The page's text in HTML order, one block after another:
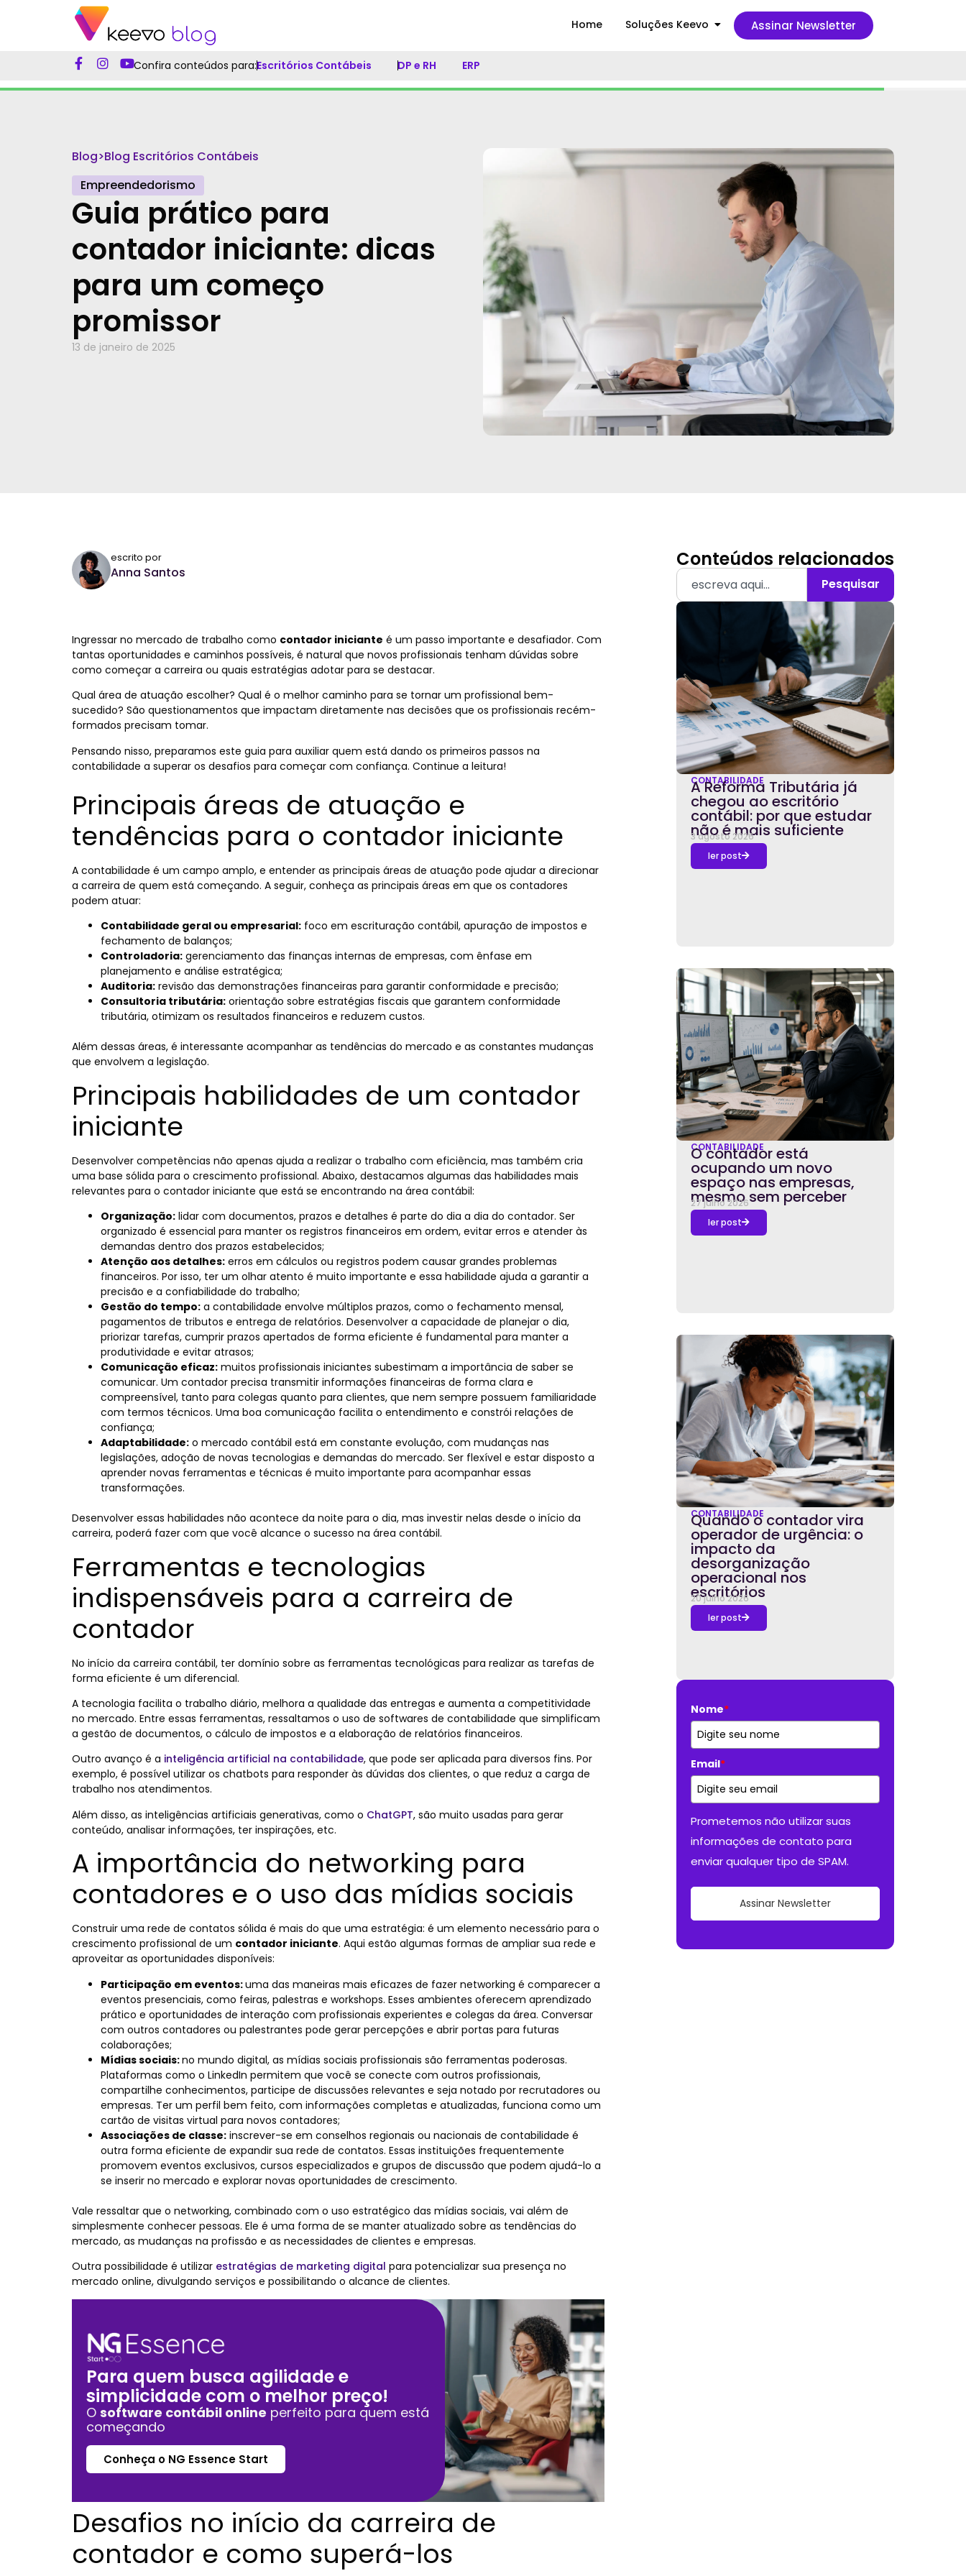
Home Soluções Keevo Assinar Newsletter
Confira conteúdos para:Escritórios Contábeis DP e RH ERP
Blog>Blog Escritórios Contábeis
Empreendedorismo
Guia prático para
contador iniciante: dicas
para um começo
promissor
13 de janeiro de 2025
escrito por
Anna Santos
Ingressar no mercado de trabalho como contador iniciante é um passo importante e desafiador. Com
tantas oportunidades e caminhos possíveis, é natural que novos profissionais tenham dúvidas sobre
como começar a carreira ou quais estratégias adotar para se destacar.
Qual área de atuação escolher? Qual é o melhor caminho para se tornar um profissional bem-
sucedido? São questionamentos que impactam diretamente nas decisões que os profissionais recém-
formados precisam tomar.
Pensando nisso, preparamos este guia para auxiliar quem está dando os primeiros passos na
contabilidade a superar os desafios para começar com confiança. Continue a leitura!
Principais áreas de atuação e
tendências para o contador iniciante
A contabilidade é um campo amplo, e entender as principais áreas de atuação pode ajudar a direcionar
a carreira de quem está começando. A seguir, conheça as principais áreas em que os contadores
podem atuar:
Contabilidade geral ou empresarial: foco em escrituração contábil, apuração de impostos e
fechamento de balanços;
Controladoria: gerenciamento das finanças internas de empresas, com ênfase em
planejamento e análise estratégica;
Auditoria: revisão das demonstrações financeiras para garantir conformidade e precisão;
Consultoria tributária: orientação sobre estratégias fiscais que garantem conformidade
tributária, otimizam os resultados financeiros e reduzem custos.
Além dessas áreas, é interessante acompanhar as tendências do mercado e as constantes mudanças
que envolvem a legislação.
Principais habilidades de um contador
iniciante
Desenvolver competências não apenas ajuda a realizar o trabalho com eficiência, mas também cria
uma base sólida para o crescimento profissional. Abaixo, destacamos algumas das habilidades mais
relevantes para o contador iniciante que está se encontrando na área contábil:
Organização: lidar com documentos, prazos e detalhes é parte do dia a dia do contador. Ser
organizado é essencial para manter os registros financeiros em ordem, evitar erros e atender às
demandas dentro dos prazos estabelecidos;
Atenção aos detalhes: erros em cálculos ou registros podem causar grandes problemas
financeiros. Por isso, ter um olhar atento é muito importante e essa habilidade ajuda a garantir a
precisão e a confiabilidade do trabalho;
Gestão do tempo: a contabilidade envolve múltiplos prazos, como o fechamento mensal,
pagamentos de tributos e entrega de relatórios. Desenvolver a capacidade de planejar o dia,
priorizar tarefas, cumprir prazos apertados de forma eficiente é fundamental para manter a
produtividade e evitar atrasos;
Comunicação eficaz: muitos profissionais iniciantes subestimam a importância de saber se
comunicar. Um contador precisa transmitir informações financeiras de forma clara e
compreensível, tanto para colegas quanto para clientes, que nem sempre possuem familiaridade
com termos técnicos. Uma boa comunicação facilita o entendimento e constrói relações de
confiança;
Adaptabilidade: o mercado contábil está em constante evolução, com mudanças nas
legislações, adoção de novas tecnologias e demandas do mercado. Ser flexível e estar disposto a
aprender novas ferramentas e técnicas é muito importante para acompanhar essas
transformações.
Desenvolver essas habilidades não acontece da noite para o dia, mas investir nelas desde o início da
carreira, poderá fazer com que você alcance o sucesso na área contábil.
Ferramentas e tecnologias
indispensáveis para a carreira de
contador
No início da carreira contábil, ter domínio sobre as ferramentas tecnológicas para realizar as tarefas de
forma eficiente é um diferencial.
A tecnologia facilita o trabalho diário, melhora a qualidade das entregas e aumenta a competitividade
no mercado. Entre essas ferramentas, ressaltamos o uso de softwares de contabilidade que simplificam
a gestão de documentos, o cálculo de impostos e a elaboração de relatórios financeiros.
Outro avanço é a inteligência artificial na contabilidade, que pode ser aplicada para diversos fins. Por
exemplo, é possível utilizar os chatbots para responder às dúvidas dos clientes, o que reduz a carga de
trabalho nos atendimentos.
Além disso, as inteligências artificiais generativas, como o ChatGPT, são muito usadas para gerar
conteúdo, analisar informações, ter inspirações, etc.
A importância do networking para
contadores e o uso das mídias sociais
Construir uma rede de contatos sólida é mais do que uma estratégia: é um elemento necessário para o
crescimento profissional de um contador iniciante. Aqui estão algumas formas de ampliar sua rede e
aproveitar as oportunidades disponíveis:
Participação em eventos:uma das maneiras mais eficazes de fazer networking é comparecer a
eventos presenciais, como feiras, palestras e workshops. Esses ambientes oferecem aprendizado
prático e oportunidades de interação com profissionais experientes e colegas da área. Conversar
com outros contadores ou palestrantes pode gerar percepções e abrir portas para futuras
colaborações;
Mídias sociais:no mundo digital, as mídias sociais profissionais são ferramentas poderosas.
Plataformas como o LinkedIn permitem que você se conecte com outros profissionais,
compartilhe conhecimentos, participe de discussões relevantes e seja notado por recrutadores ou
empresas. Ter um perfil bem feito, com informações completas e atualizadas, funciona como um
cartão de visitas virtual para novos contadores;
Associações de classe: inscrever-se em conselhos regionais ou nacionais de contabilidade é
outra forma eficiente de expandir sua rede de contatos. Essas instituições frequentemente
promovem eventos exclusivos, cursos especializados e grupos de discussão que podem ajudá-lo a
se inserir no mercado e explorar novas oportunidades de crescimento.
Vale ressaltar que o networking, combinado com o uso estratégico das mídias sociais, vai além de
simplesmente conhecer pessoas. Ele é uma forma de se manter atualizado sobre as tendências do
mercado, as mudanças na profissão e as necessidades de clientes e empresas.
Outra possibilidade é utilizar estratégias de marketing digital para potencializar sua presença no
mercado online, divulgando serviços e possibilitando o alcance de clientes.
Para quem busca agilidade e
simplicidade com o melhor preço!
O software contábil online perfeito para quem está
começando
Conheça o NG Essence Start
Desafios no início da carreira de
contador e como superá-los
Conteúdos relacionados
Pesquisar
CONTABILIDADE
A Reforma Tributária já
chegou ao escritório
contábil: por que estudar
não é mais suficiente
3 agosto 2026
ler post
CONTABILIDADE
O contador está
ocupando um novo
espaço nas empresas,
mesmo sem perceber
27 julho 2026
ler post
CONTABILIDADE
Quando o contador vira
operador de urgência: o
impacto da
desorganização
operacional nos
escritórios
20 julho 2026
ler post
Nome*
Email*
Prometemos não utilizar suas
informações de contato para
enviar qualquer tipo de SPAM.
Assinar Newsletter